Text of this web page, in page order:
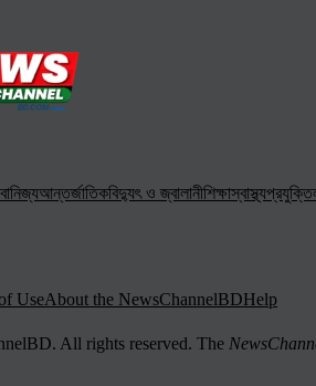
আন্তর্জাতিকবিদ্যুৎ ও জ্বালানীশিক্ষাস্বাস্থ্যপ্রযুক্তি
UseAbout the NewsChannelBDHelp
All rights reserved. The